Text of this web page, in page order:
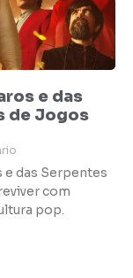
e das
de Jogos
e das Serpentes
com
pop.